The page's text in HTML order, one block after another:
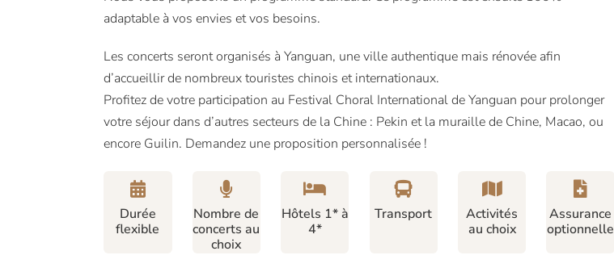
adaptable à vos envies et vos besoins.
Les concerts seront organisés à Yanguan, une ville authentique mais rénovée afin
d’accueillir de nombreux touristes chinois et internationaux.
Profitez de votre participation au Festival Choral International de Yanguan pour prolonger
votre séjour dans d’autres secteurs de la Chine : Pekin et la muraille de Chine, Macao, ou
encore Guilin. Demandez une proposition personnalisée !
Durée
flexible
Nombre de
concerts au
choix
Hôtels 1* à
4*
Transport
Activités
au choix
Assurance
optionnelle